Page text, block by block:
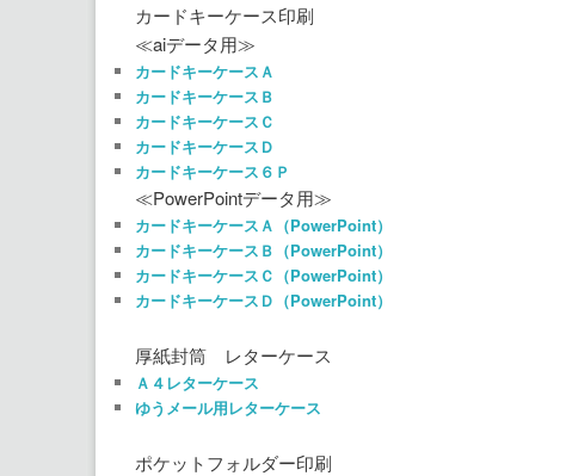
カードキーケース印刷
≪aiデータ用≫
カードキーケースＡ
カードキーケースＢ
カードキーケースＣ
カードキーケースＤ
カードキーケース６Ｐ
≪PowerPointデータ用≫
カードキーケースＡ（PowerPoint）
カードキーケースＢ（PowerPoint）
カードキーケースＣ（PowerPoint）
カードキーケースＤ（PowerPoint）
厚紙封筒 レターケース
Ａ４レターケース
ゆうメール用レターケース
ポケットフォルダー印刷